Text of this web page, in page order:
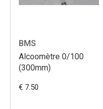
BMS
Alcoomètre 0/100
(300mm)
€ 7.50